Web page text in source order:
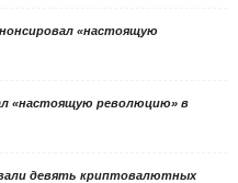
«настоящую
«настоящую революцию» в
девять криптовалютных